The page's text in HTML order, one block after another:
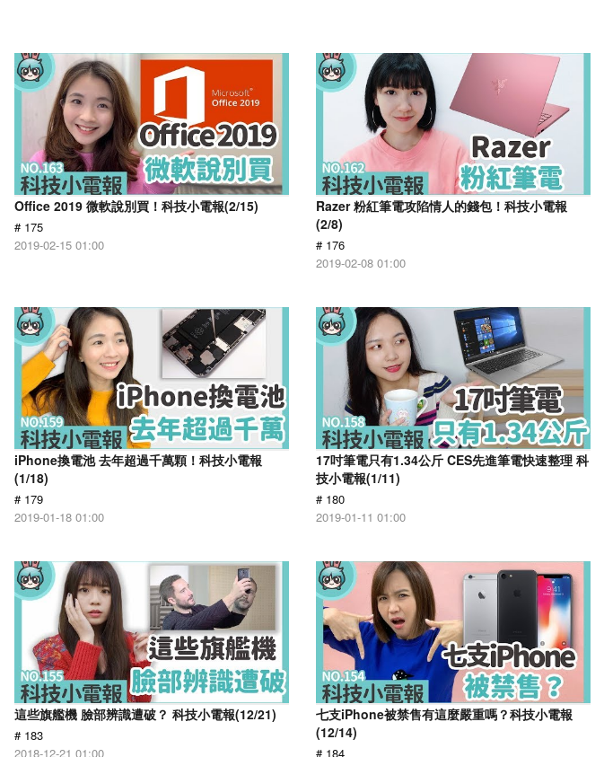
Office 2019 微軟說別買！科技小電報(2/15)
# 175
2019-02-15 01:00
Razer 粉紅筆電攻陷情人的錢包！科技小電報
(2/8)
# 176
2019-02-08 01:00
iPhone換電池 去年超過千萬顆！科技小電報
(1/18)
# 179
2019-01-18 01:00
17吋筆電只有1.34公斤 CES先進筆電快速整理 科
技小電報(1/11)
# 180
2019-01-11 01:00
這些旗艦機 臉部辨識遭破？ 科技小電報(12/21)
# 183
2018-12-21 01:00
七支iPhone被禁售有這麼嚴重嗎？科技小電報
(12/14)
# 184